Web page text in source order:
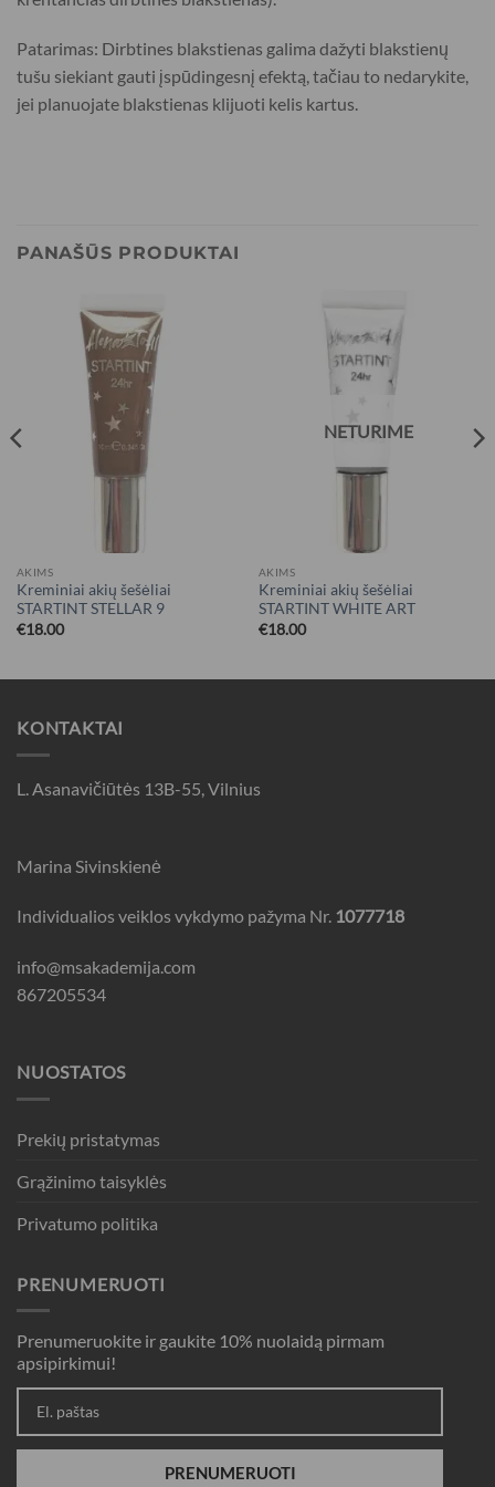
Patarimas: Dirbtines blakstienas galima dažyti blakstienų
tušu siekiant gauti įspūdingesnį efektą, tačiau to nedarykite,
jei planuojate blakstienas klijuoti kelis kartus.
PANAŠŪS PRODUKTAI
AKIMS
Kreminiai akių šešėliai
STARTINT STELLAR 9
€18.00
NETURIME
AKIMS
Kreminiai akių šešėliai
STARTINT WHITE ART
€18.00
KONTAKTAI
L. Asanavičiūtės 13B-55, Vilnius
Marina Sivinskienė
Individualios veiklos vykdymo pažyma Nr. 1077718
info@msakademija.com
867205534
NUOSTATOS
Prekių pristatymas
Grąžinimo taisyklės
Privatumo politika
PRENUMERUOTI
Prenumeruokite ir gaukite 10% nuolaidą pirmam
apsipirkimui!
PRENUMERUOTI